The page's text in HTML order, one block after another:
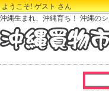
ようこそ! ゲスト さん
沖縄生まれ、沖縄育ち！ 沖縄の